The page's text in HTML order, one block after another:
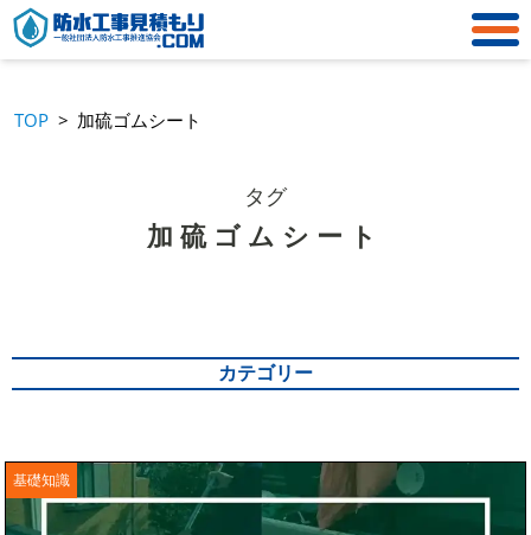
TOP 加硫ゴムシート
タグ
加硫ゴムシート
カテゴリー
アスファルト防水
ウレタン防水
基礎知識